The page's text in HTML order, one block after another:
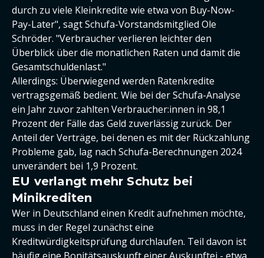
durch zu viele Kleinkredite wie etwa von Buy-Now-
Pay-Later", sagt Schufa-Vorstandsmitglied Ole
Schröder. "Verbraucher verlieren leichter den
Überblick über die monatlichen Raten und damit die
Gesamtschuldenlast."
Allerdings: Überwiegend werden Ratenkredite
vertragsgemäß bedient. Wie bei der Schufa-Analyse
ein Jahr zuvor zahlten Verbraucher:innen in 98,1
Prozent der Fälle das Geld zuverlässig zurück. Der
Anteil der Verträge, bei denen es mit der Rückzahlung
Probleme gab, lag nach Schufa-Berechnungen 2024
unverändert bei 1,9 Prozent.
EU verlangt mehr Schutz bei
Minikrediten
Wer in Deutschland einen Kredit aufnehmen möchte,
muss in der Regel zunächst eine
Kreditwürdigkeitsprüfung durchlaufen. Teil davon ist